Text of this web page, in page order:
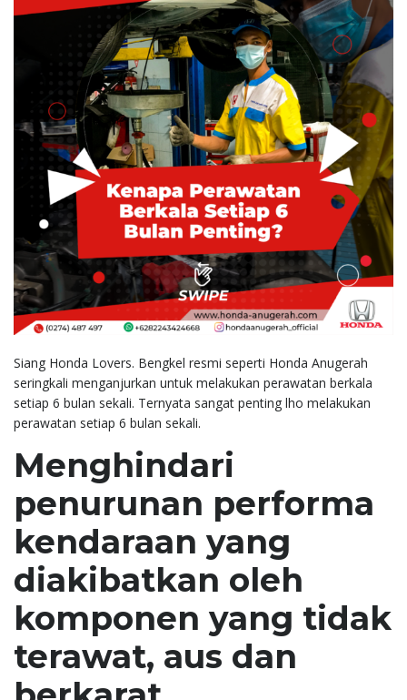
Siang Honda Lovers. Bengkel resmi seperti Honda Anugerah
seringkali menganjurkan untuk melakukan perawatan berkala
setiap 6 bulan sekali. Ternyata sangat penting lho melakukan
perawatan setiap 6 bulan sekali.
Menghindari
penurunan performa
kendaraan yang
diakibatkan oleh
komponen yang tidak
terawat, aus dan